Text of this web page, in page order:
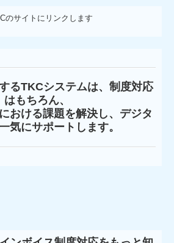
のサイトにリンクします
るTKCシステムは、制度対応
はもちろん、
おける課題を解決し、デジタ
気にサポートします。